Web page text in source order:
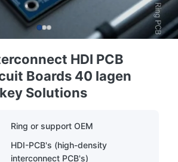
HDI PCB
Boards 40 lagen
Solutions
Ring or support OEM
HDI-PCB's (high-density
interconnect PCB's)